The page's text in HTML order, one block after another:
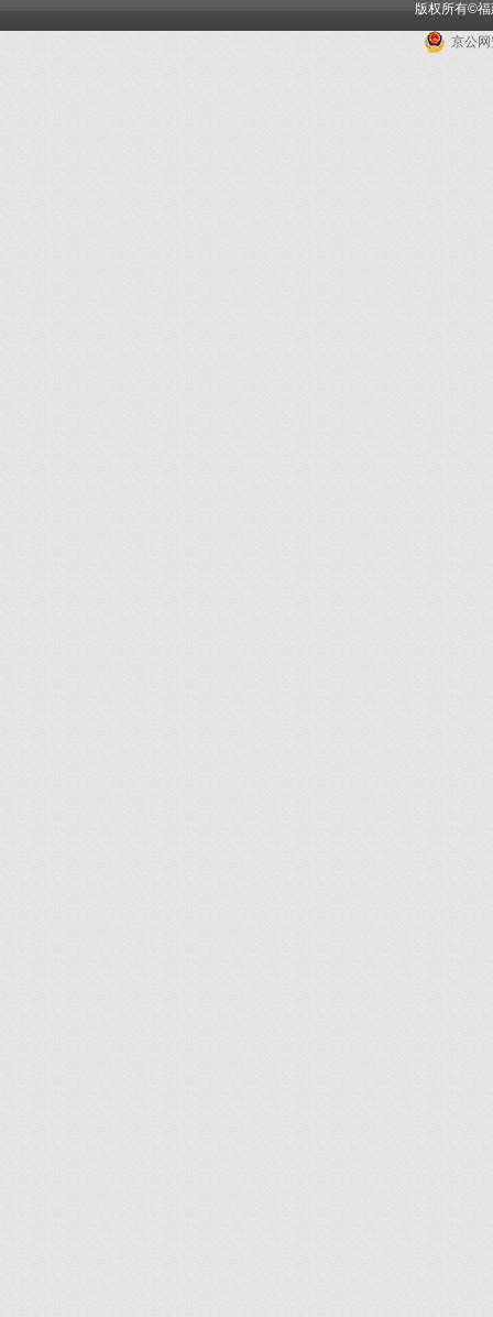
版权所有©
京公